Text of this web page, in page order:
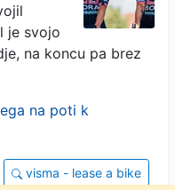
je svojo
na koncu pa brez
na poti k
visma - lease a bike